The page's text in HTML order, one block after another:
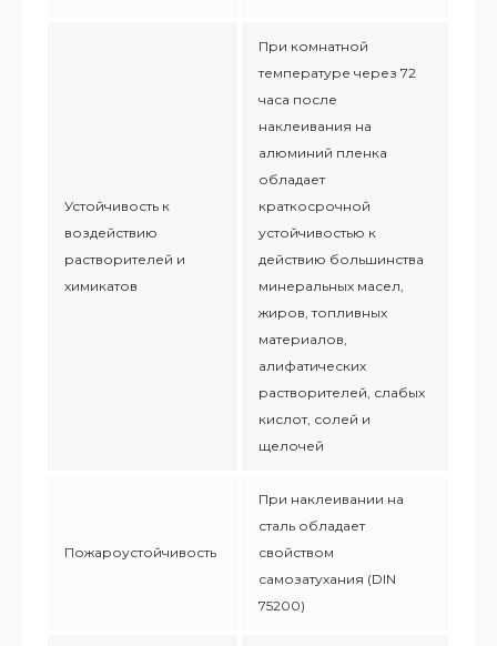
Устойчивость к
воздействию
растворителей и
химикатов
При комнатной
температуре через 72
часа после
наклеивания на
алюминий пленка
обладает
краткосрочной
устойчивостью к
действию большинства
минеральных масел,
жиров, топливных
материалов,
алифатических
растворителей, слабых
кислот, солей и
щелочей
Пожароустойчивость
При наклеивании на
сталь обладает
свойством
самозатухания (DIN
75200)